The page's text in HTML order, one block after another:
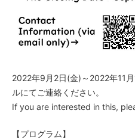
2022年9月2日(金)～2022年11
ルにてご連絡ください。
If you are interested in this,
【プログラム】